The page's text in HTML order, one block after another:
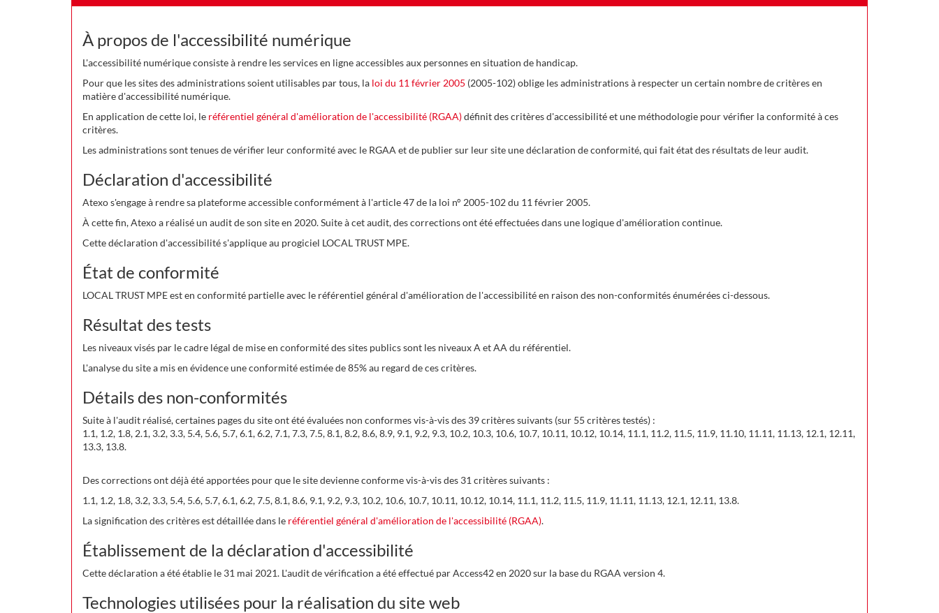
À propos de l'accessibilité numérique
L'accessibilité numérique consiste à rendre les services en ligne accessibles aux personnes en situation de handicap.
Pour que les sites des administrations soient utilisables par tous, la loi du 11 février 2005 (2005-102) oblige les administrations à respecter un certain nombre de critères en
matière d'accessibilité numérique.
En application de cette loi, le référentiel général d'amélioration de l'accessibilité (RGAA)définit des critères d'accessibilité et une méthodologie pour vérifier la conformité à ces
critères.
Les administrations sont tenues de vérifier leur conformité avec le RGAA et de publier sur leur site une déclaration de conformité, qui fait état des résultats de leur audit.
Déclaration d'accessibilité
Atexo s'engage à rendre sa plateforme accessible conformément à l'article 47 de la loi n° 2005-102 du 11 février 2005.
À cette fin, Atexo a réalisé un audit de son site en 2020. Suite à cet audit, des corrections ont été effectuées dans une logique d'amélioration continue.
Cette déclaration d'accessibilité s'applique au progiciel LOCAL TRUST MPE.
État de conformité
LOCAL TRUST MPE est en conformité partielle avec le référentiel général d'amélioration de l'accessibilité en raison des non-conformités énumérées ci-dessous.
Résultat des tests
Les niveaux visés par le cadre légal de mise en conformité des sites publics sont les niveaux A et AA du référentiel.
L'analyse du site a mis en évidence une conformité estimée de 85% au regard de ces critères.
Détails des non-conformités
Suite à l'audit réalisé, certaines pages du site ont été évaluées non conformes vis-à-vis des 39 critères suivants (sur 55 critères testés) :
1.1, 1.2, 1.8, 2.1, 3.2, 3.3, 5.4, 5.6, 5.7, 6.1, 6.2, 7.1, 7.3, 7.5, 8.1, 8.2, 8.6, 8.9, 9.1, 9.2, 9.3, 10.2, 10.3, 10.6, 10.7, 10.11, 10.12, 10.14, 11.1, 11.2, 11.5, 11.9, 11.10, 11.11, 11.13, 12.1, 12.11,
13.3, 13.8.
Des corrections ont déjà été apportées pour que le site devienne conforme vis-à-vis des 31 critères suivants :
1.1, 1.2, 1.8, 3.2, 3.3, 5.4, 5.6, 5.7, 6.1, 6.2, 7.5, 8.1, 8.6, 9.1, 9.2, 9.3, 10.2, 10.6, 10.7, 10.11, 10.12, 10.14, 11.1, 11.2, 11.5, 11.9, 11.11, 11.13, 12.1, 12.11, 13.8.
La signification des critères est détaillée dans le référentiel général d'amélioration de l'accessibilité (RGAA).
Établissement de la déclaration d'accessibilité
Cette déclaration a été établie le 31 mai 2021. L'audit de vérification a été effectué par Access42 en 2020 sur la base du RGAA version 4.
Technologies utilisées pour la réalisation du site web